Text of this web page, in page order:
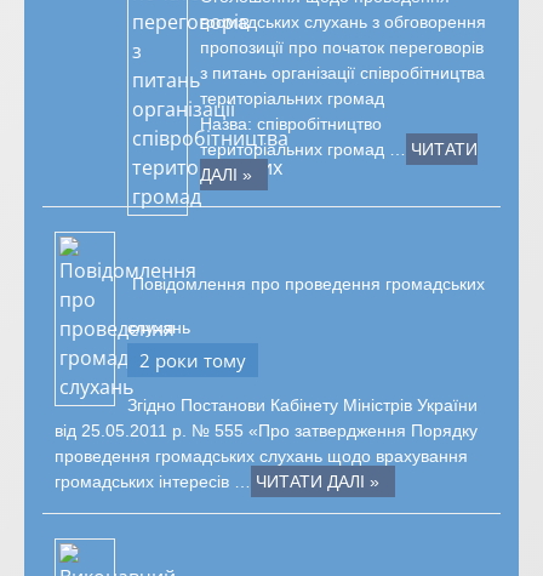
громадських слухань з обговорення
пропозиції про початок переговорів
з питань організації співробітництва
територіальних громад
Назва: співробітництво
територіальних громад …
ЧИТАТИ
ДАЛІ »
Повідомлення про проведення громадських
слухань
2 роки тому
Згідно Постанови Кабінету Міністрів України
від 25.05.2011 р. № 555 «Про затвердження Порядку
проведення громадських слухань щодо врахування
громадських інтересів …
ЧИТАТИ ДАЛІ »